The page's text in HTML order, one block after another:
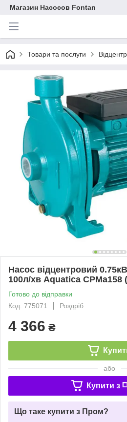
Магазин Насосов Fontan
Товари та послуги
Насос відцентровий
100л/хв Aquatica CPMa158
Готово до відправки
Код: 775071
Роздріб
4 366 ₴
або
Купити з
Що таке купити з Пром?